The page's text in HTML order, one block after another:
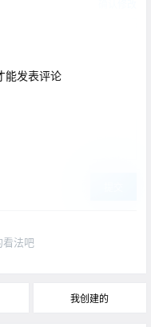
能发表评论
看法吧
我创建的